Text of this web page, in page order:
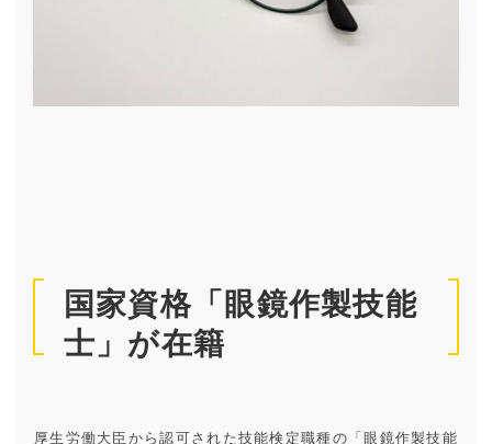
国家資格「眼鏡作製技能
士」が在籍
厚生労働大臣から認可された技能検定職種の「眼鏡作製技能